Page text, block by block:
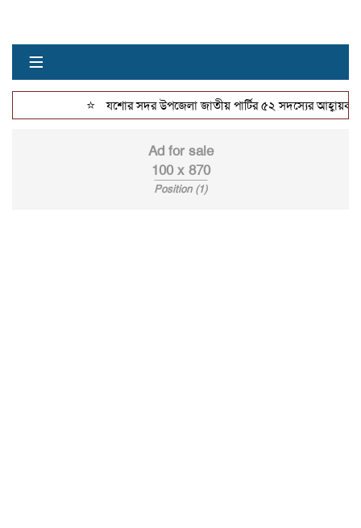
≡
যশোর সদর উপজেলা জাতীয় পার্টির ৫২ সদস্যের আহ্বায়ক
Ad for sale
100 x 870
Position (1)